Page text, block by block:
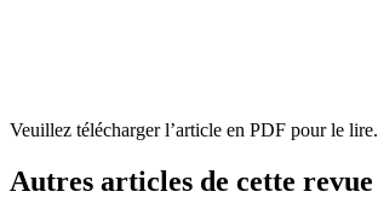
Veuillez télécharger l’article en PDF pour le lire.
Autres articles de cette revue